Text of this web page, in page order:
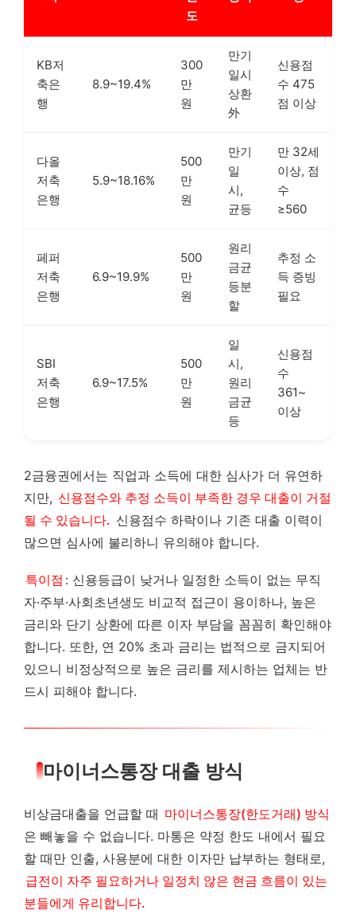
도
KB저
축은
행
8.9~19.4%
300
만
원
만기
일시
상환
外
신용점
수 475
점 이상
다올
저축
은행
5.9~18.16%
500
만
원
만기
일
시,
균등
만 32세
이상, 점
수
≥560
페퍼
저축
은행
6.9~19.9%
500
만
원
원리
금균
등분
할
추정 소
득 증빙
필요
SBI
저축
은행
6.9~17.5%
500
만
원
일
시,
원리
금균
등
신용점
수
361~
이상
2금융권에서는 직업과 소득에 대한 심사가 더 유연하
지만, 신용점수와 추정 소득이 부족한 경우 대출이 거절
될 수 있습니다. 신용점수 하락이나 기존 대출 이력이
많으면 심사에 불리하니 유의해야 합니다.
특이점 : 신용등급이 낮거나 일정한 소득이 없는 무직
자·주부·사회초년생도 비교적 접근이 용이하나, 높은
금리와 단기 상환에 따른 이자 부담을 꼼꼼히 확인해야
합니다. 또한, 연 20% 초과 금리는 법적으로 금지되어
있으니 비정상적으로 높은 금리를 제시하는 업체는 반
드시 피해야 합니다.
마이너스통장 대출 방식
비상금대출을 언급할 때 마이너스통장(한도거래) 방식
은 빼놓을 수 없습니다. 마통은 약정 한도 내에서 필요
할 때만 인출, 사용분에 대한 이자만 납부하는 형태로,
급전이 자주 필요하거나 일정치 않은 현금 흐름이 있는
분들에게 유리합니다.